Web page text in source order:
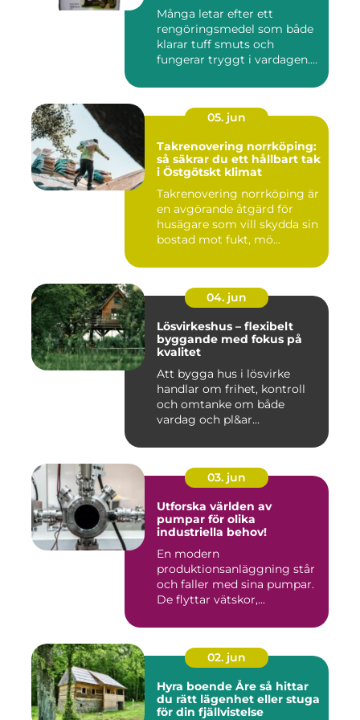
Många letar efter ett
rengöringsmedel som både
klarar tuff smuts och
fungerar tryggt i vardagen.
05. jun
Takrenovering norrköping:
så säkrar du ett hållbart tak
i Östgötskt klimat
Takrenovering norrköping är
en avgörande åtgärd för
husägare som vill skydda sin
bostad mot fukt, mö...
04. jun
Lösvirkeshus – flexibelt
byggande med fokus på
kvalitet
Att bygga hus i lösvirke
handlar om frihet, kontroll
och omtanke om både
vardag och pl&ar...
03. jun
Utforska världen av
pumpar för olika
industriella behov!
En modern
produktionsanläggning står
och faller med sina pumpar.
De flyttar vätskor,...
02. jun
Hyra boende Åre så hittar
du rätt lägenhet eller stuga
för din fjällvistelse